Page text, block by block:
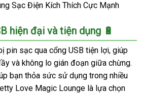
Sạc Điện Kích Thích Cực Mạnh
hiện đại và tiện dụng 🔋
pin sạc qua cổng USB tiện lợi, giúp
và không lo gián đoạn giữa chừng.
bạn thỏa sức sử dụng trong nhiều
Love Magic Lounge là lựa chọn